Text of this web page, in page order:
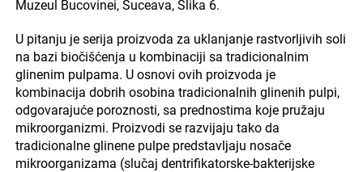
Muzeul Bucovinei, Suceava, Slika 6.
U pitanju je serija proizvoda za uklanjanje rastvorljivih soli
na bazi biočišćenja u kombinaciji sa tradicionalnim
glinenim pulpama. U osnovi ovih proizvoda je
kombinacija dobrih osobina tradicionalnih glinenih pulpi,
odgovarajuće poroznosti, sa prednostima koje pružaju
mikroorganizmi. Proizvodi se razvijaju tako da
tradicionalne glinene pulpe predstavljaju nosače
mikroorganizama (slučaj dentrifikatorske-bakterijske